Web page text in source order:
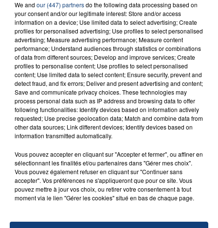
TITRES DIFFUSÉS
13h31
13h31 13h29
13h29
We and our (447) partnersdo the following data processing based on
your consent and/or our legitimate interest: Store and/or access
information on a device; Use limited data to select advertising; Create
profiles for personalised advertising; Use profiles to select personalised
advertising; Measure advertising performance; Measure content
performance; Understand audiences through statistics or combinations
of data from different sources; Develop and improve services; Create
profiles to personalise content; Use profiles to select personalised
content; Use limited data to select content; Ensure security, prevent and
detect fraud, and fix errors; Deliver and present advertising and content;
Save and communicate privacy choices. These technologies may
process personal data such as IP address and browsing data to offer
following functionalities: Identify devices based on information actively
requested; Use precise geolocation data; Match and combine data from
other data sources; Link different devices; Identify devices based on
information transmitted automatically.
Vous pouvez accepter en cliquant sur "Accepter et fermer", ou affiner en
sélectionnant les finalités et/ou partenaires dans "Gérer mes choix".
Vous pouvez également refuser en cliquant sur "Continuer sans
accepter". Vos préférences ne s'appliqueront que pour ce site. Vous
pouvez mettre à jour vos choix, ou retirer votre consentement à tout
moment via le lien "Gérer les cookies" situé en bas de chaque page.